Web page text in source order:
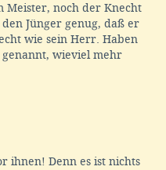
Meister, noch der Knecht
Jünger genug, daß er
wie sein Herr. Haben
genannt, wieviel mehr
ihnen! Denn es ist nichts